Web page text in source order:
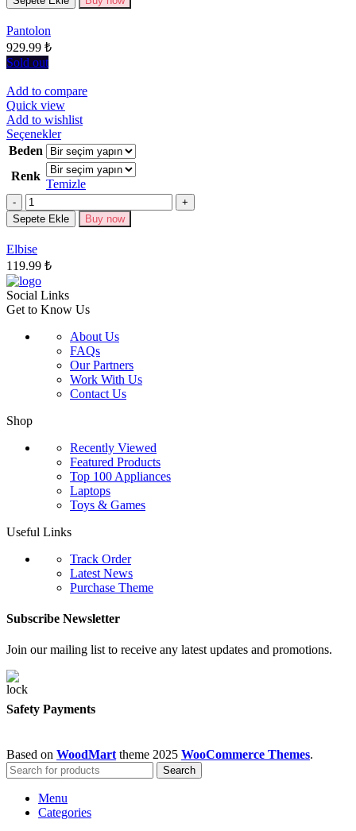
var.
Pantolon
929.99 ₺
Sold out
Add to compare
Quick view
Add to wishlist
SeçeneklerBu
ürünün
birden
fazla
varyasyonu
Seçenekler
Beden
Renk
Temizle
Miktar
Sepete Ekle Buy now
Elbise
119.99 ₺
Social Links
Get to Know Us
About Us
FAQs
Our Partners
Work With Us
Contact Us
Shop
Recently Viewed
Featured Products
Top 100 Appliances
Laptops
Toys & Games
Useful Links
Track Order
Latest News
Purchase Theme
Subscribe Newsletter
Join our mailing list to receive any latest updates and promotions.
Safety Payments
Based on WoodMart theme 2025 WooCommerce Themes.
Search
Menu
Categories